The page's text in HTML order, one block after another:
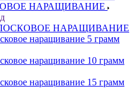
НАРАЩИВАНИЕ
НАРАЩИВАНИЕ
наращивание 5 грамм
наращивание 10 грамм
наращивание 15 грамм